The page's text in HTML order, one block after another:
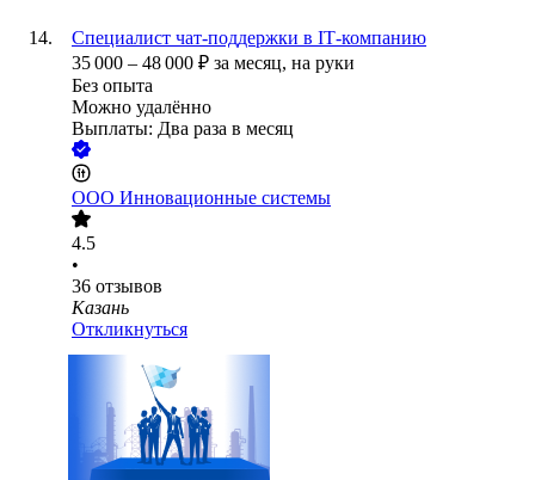
Специалист чат‑поддержки в IT‑компанию
35 000 – 48 000 ₽ за месяц, на руки
Без опыта
Можно удалённо
Выплаты: Два раза в месяц
ООО Инновационные системы
4.5
•
36 отзывов
Казань
Откликнуться